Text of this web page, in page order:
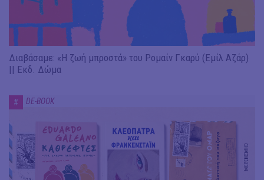
Διαβάσαμε: «Η ζωή μπροστά» του Ρομαίν Γκαρύ (Εμίλ Αζάρ)
|| Εκδ. Δώμα
# DE-BOOK